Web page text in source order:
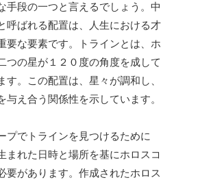
手段の一つと言えるでしょう。中
呼ばれる配置は、人生における才
要な要素です。トラインとは、ホ
つの星が１２０度の角度を成して
す。この配置は、星々が調和し、
与え合う関係性を示しています。
プでトラインを見つけるために
まれた日時と場所を基にホロスコ
要があります。作成されたホロス